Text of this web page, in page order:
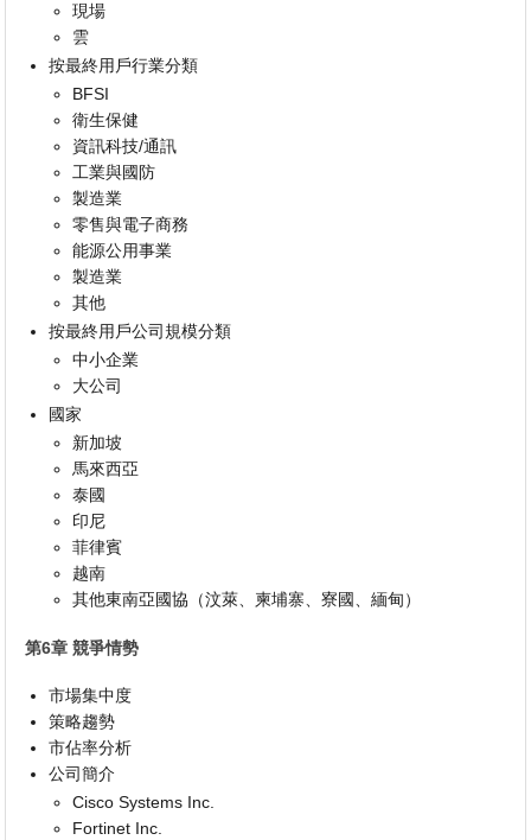
現場
雲
按最終用戶行業分類
BFSI
衛生保健
資訊科技/通訊
工業與國防
製造業
零售與電子商務
能源公用事業
製造業
其他
按最終用戶公司規模分類
中小企業
大公司
國家
新加坡
馬來西亞
泰國
印尼
菲律賓
越南
其他東南亞國協（汶萊、柬埔寨、寮國、緬甸）
第6章 競爭情勢
市場集中度
策略趨勢
市佔率分析
公司簡介
Cisco Systems Inc.
Fortinet Inc.